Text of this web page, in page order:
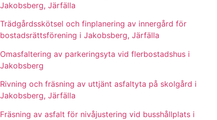
Jakobsberg, Järfälla
Trädgårdsskötsel och finplanering av innergård för
bostadsrättsförening i Jakobsberg, Järfälla
Omasfaltering av parkeringsyta vid flerbostadshus i
Jakobsberg
Rivning och fräsning av uttjänt asfaltyta på skolgård i
Jakobsberg, Järfälla
Fräsning av asfalt för nivåjustering vid busshållplats i